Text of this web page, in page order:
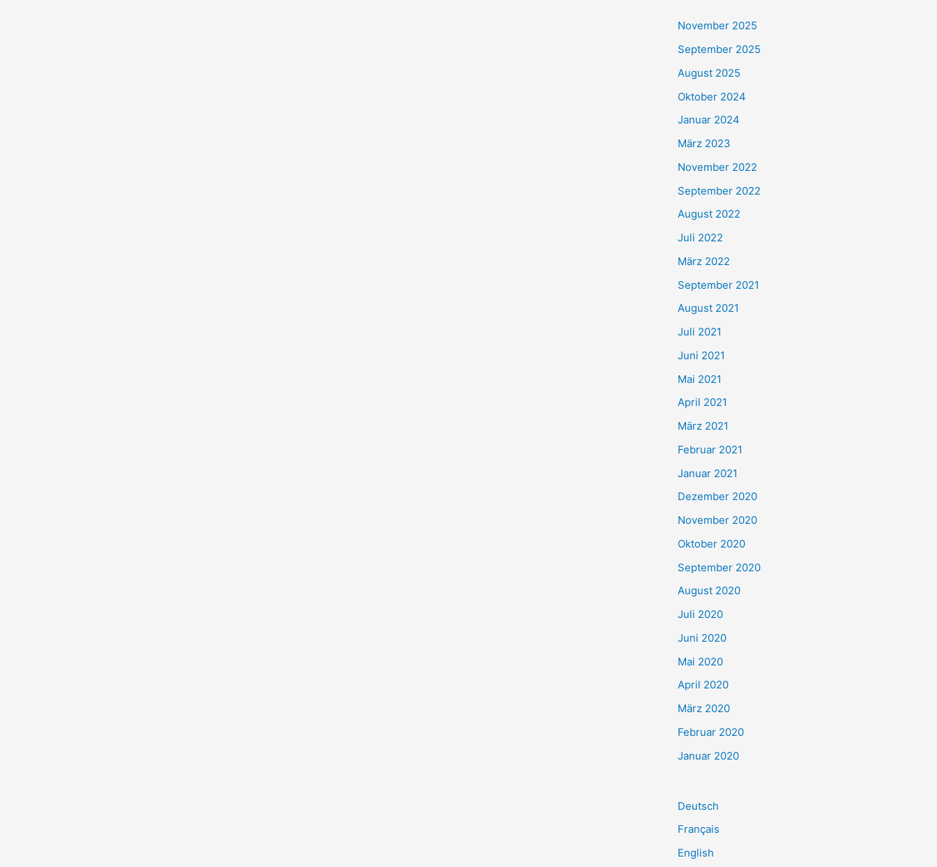
November 2025
September 2025
August 2025
Oktober 2024
Januar 2024
März 2023
November 2022
September 2022
August 2022
Juli 2022
März 2022
September 2021
August 2021
Juli 2021
Juni 2021
Mai 2021
April 2021
März 2021
Februar 2021
Januar 2021
Dezember 2020
November 2020
Oktober 2020
September 2020
August 2020
Juli 2020
Juni 2020
Mai 2020
April 2020
März 2020
Februar 2020
Januar 2020
Deutsch
Français
English